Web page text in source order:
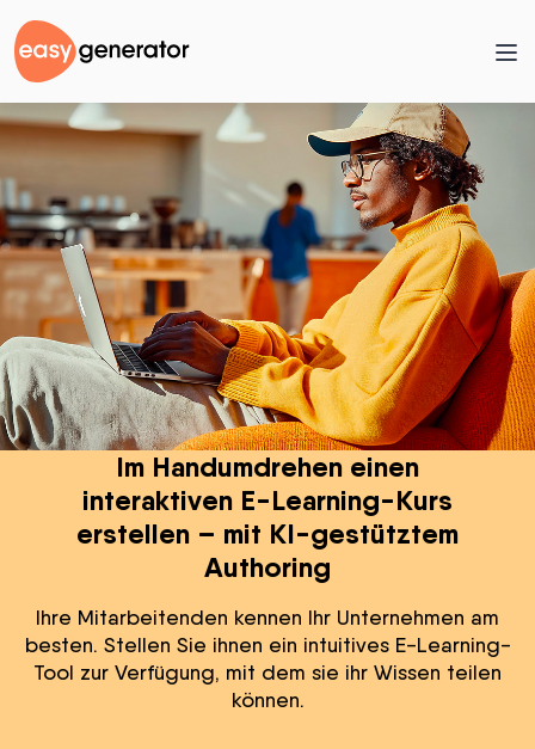
Im Handumdrehen einen
interaktiven E-Learning-Kurs
erstellen – mit KI-gestütztem
Authoring
Ihre Mitarbeitenden kennen Ihr Unternehmen am
besten. Stellen Sie ihnen ein intuitives E-Learning-
Tool zur Verfügung, mit dem sie ihr Wissen teilen
können.